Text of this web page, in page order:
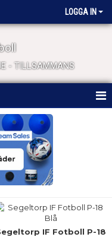
LOGGA IN
- TILLSAMMANS
IF Fotboll P-18